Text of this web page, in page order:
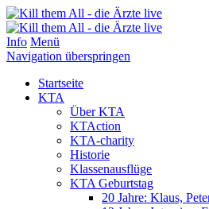
Info Menü
Navigation überspringen
Startseite
KTA
Über KTA
KTAction
KTA-charity
Historie
Klassenausflüge
KTA Geburtstag
20 Jahre: Klaus,